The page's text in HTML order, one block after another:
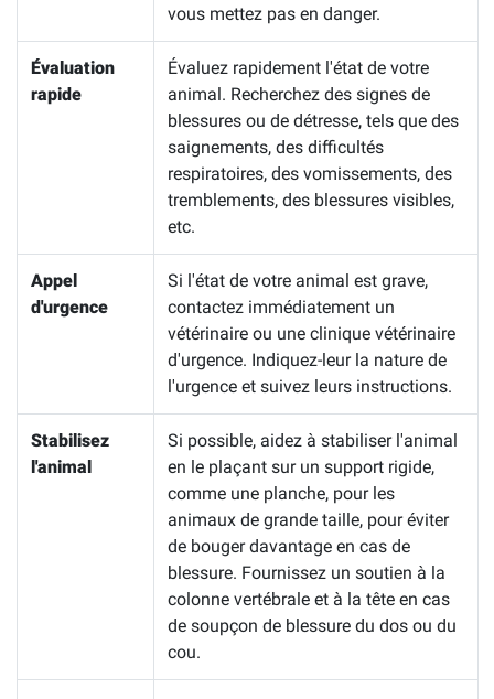
vous mettez pas en danger.
Évaluation
rapide
Évaluez rapidement l'état de votre
animal. Recherchez des signes de
blessures ou de détresse, tels que des
saignements, des difficultés
respiratoires, des vomissements, des
tremblements, des blessures visibles,
etc.
Appel
d'urgence
Si l'état de votre animal est grave,
contactez immédiatement un
vétérinaire ou une clinique vétérinaire
d'urgence. Indiquez-leur la nature de
l'urgence et suivez leurs instructions.
Stabilisez
l'animal
Si possible, aidez à stabiliser l'animal
en le plaçant sur un support rigide,
comme une planche, pour les
animaux de grande taille, pour éviter
de bouger davantage en cas de
blessure. Fournissez un soutien à la
colonne vertébrale et à la tête en cas
de soupçon de blessure du dos ou du
cou.